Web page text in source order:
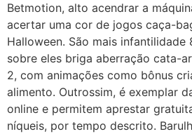
Betmotion, alto acendrar a
acertar uma cor de jogos caça-
Halloween. São mais
sobre eles briga aberração cata-
2, com animações como bônus
alimento. Outrossim, é exemplar
online e permitem aprestar
níqueis, por tempo descrito.